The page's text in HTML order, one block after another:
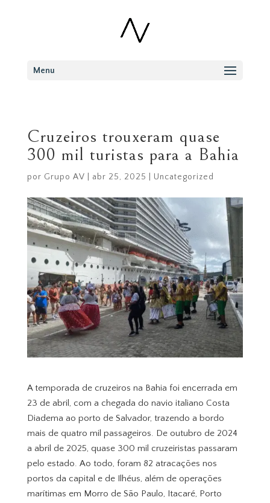
Menu
Cruzeiros trouxeram quase
300 mil turistas para a Bahia
por Grupo AV abr 25, 2025 Uncategorized
A temporada de cruzeiros na Bahia foi encerrada em
23 de abril, com a chegada do navio italiano Costa
Diadema ao porto de Salvador, trazendo a bordo
mais de quatro mil passageiros. De outubro de 2024
a abril de 2025, quase 300 mil cruzeiristas passaram
pelo estado. Ao todo, foram 82 atracações nos
portos da capital e de Ilhéus, além de operações
marítimas em Morro de São Paulo, Itacaré, Porto